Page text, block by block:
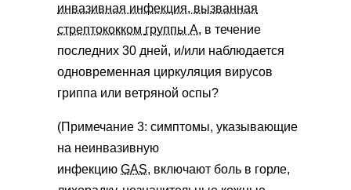
инвазивная инфекция, вызванная
стрептококком группы А, в течение
последних 30 дней, и/или наблюдается
одновременная циркуляция вирусов
гриппа или ветряной оспы?
(Примечание 3: симптомы, указывающие
на неинвазивную
инфекцию GAS, включают боль в горле,